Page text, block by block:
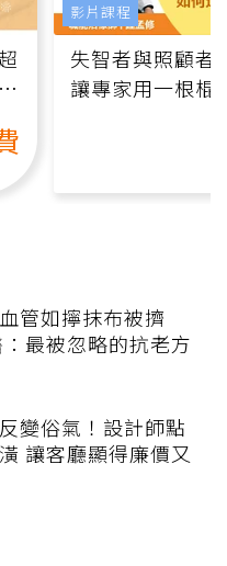
失智者與照顧者
讓專家用一根棍
影片課程
管如擰抹布被擠
最被忽略的抗老方
變俗氣！設計師點
讓客廳顯得廉價又